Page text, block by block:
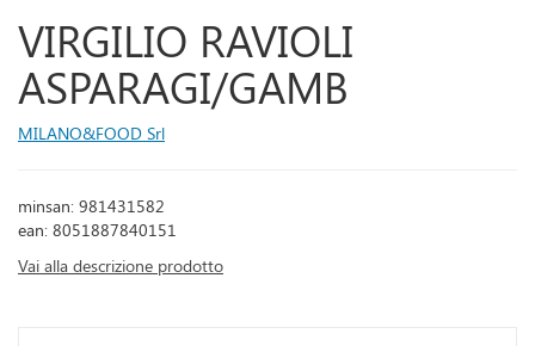
VIRGILIO RAVIOLI
ASPARAGI/GAMB
MILANO&FOOD Srl
minsan: 981431582
ean: 8051887840151
Vai alla descrizione prodotto